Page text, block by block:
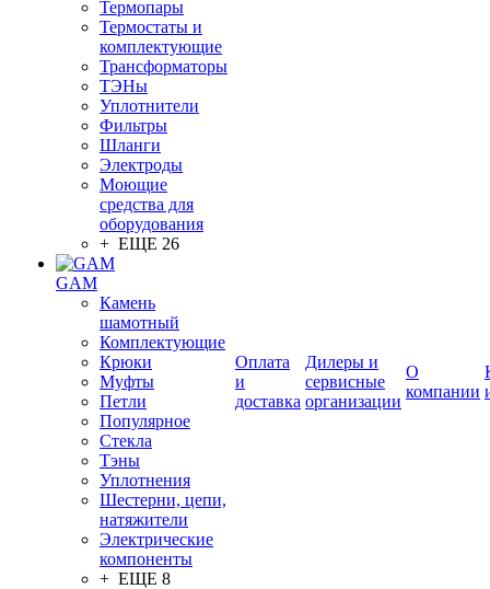
Термопары
Термостаты и
комплектующие
Трансформаторы
ТЭНы
Уплотнители
Фильтры
Шланги
Электроды
Моющие
средства для
оборудования
+ ЕЩЕ 26
GAM
Камень
шамотный
Комплектующие
Крюки
Муфты
Петли
Популярное
Стекла
Тэны
Уплотнения
Шестерни, цепи,
натяжители
Электрические
компоненты
+ ЕЩЕ 8
Оплата
и
доставка
Дилеры и
сервисные
организации
О
компании